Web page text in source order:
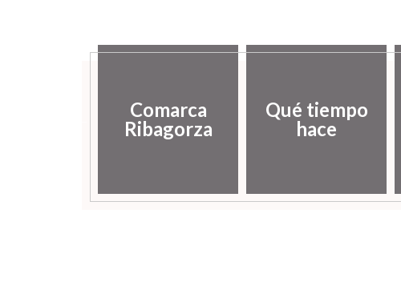
Comarca
Ribagorza
Qué tiempo
hace